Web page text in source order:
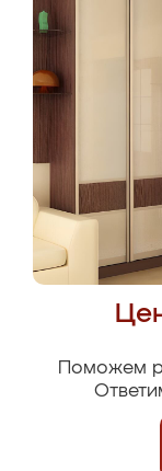
Поможем